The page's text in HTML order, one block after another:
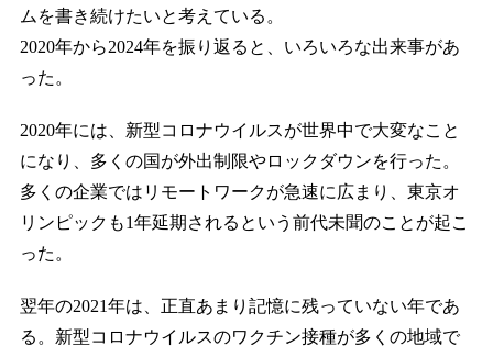
ムを書き続けたいと考えている。
2020年から2024年を振り返ると、いろいろな出来事があ
った。
2020年には、新型コロナウイルスが世界中で大変なこと
になり、多くの国が外出制限やロックダウンを行った。
多くの企業ではリモートワークが急速に広まり、東京オ
リンピックも1年延期されるという前代未聞のことが起こ
った。
翌年の2021年は、正直あまり記憶に残っていない年であ
る。新型コロナウイルスのワクチン接種が多くの地域で